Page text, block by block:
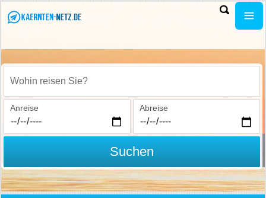
Wohin reisen Sie?
Anreise Abreise
Suchen